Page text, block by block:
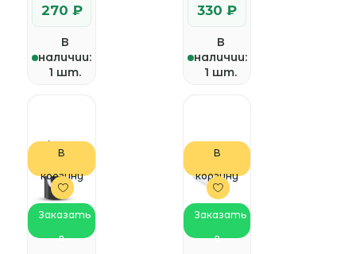
270 ₽
В
наличии:
1 шт.
330 ₽
В
наличии:
1 шт.
В
корзину
Заказать
в
В
корзину
Заказать
в